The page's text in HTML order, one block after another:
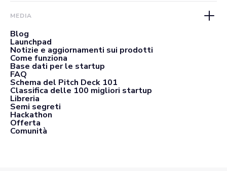
MEDIA
Blog
Launchpad
Notizie e aggiornamenti sui prodotti
Come funziona
Base dati per le startup
FAQ
Schema del Pitch Deck 101
Classifica delle 100 migliori startup
Libreria
Semi segreti
Hackathon
Offerta
Comunità